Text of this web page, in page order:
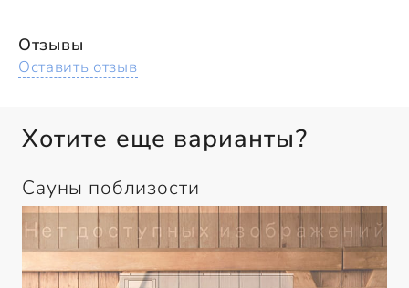
Отзывы
Оставить отзыв
Хотите еще варианты?
Сауны поблизости